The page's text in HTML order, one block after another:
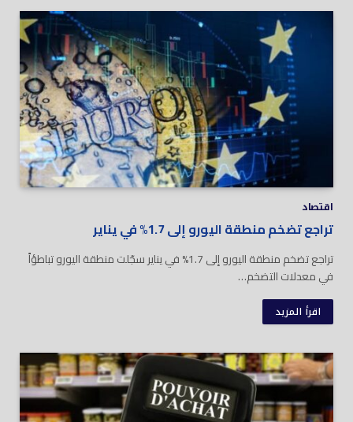
اقتصاد
تراجع تضخم منطقة اليورو إلى 1.7% في يناير
تراجع تضخم منطقة اليورو إلى 1.7% في يناير سجّلت منطقة اليورو تباطؤاً
في معدلات التضخم…
اقرأ المزيد